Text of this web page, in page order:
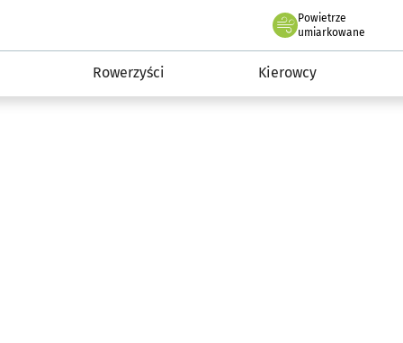
Powietrze
we Wrocławiu
umiarkowane
Rowerzyści Kierowcy